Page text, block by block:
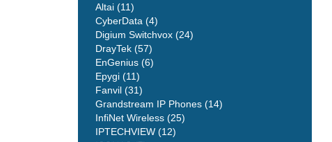
Altai (11)
CyberData (4)
Digium Switchvox (24)
DrayTek (57)
EnGenius (6)
Epygi (11)
Fanvil (31)
Grandstream IP Phones (14)
InfiNet Wireless (25)
IPTECHVIEW (12)